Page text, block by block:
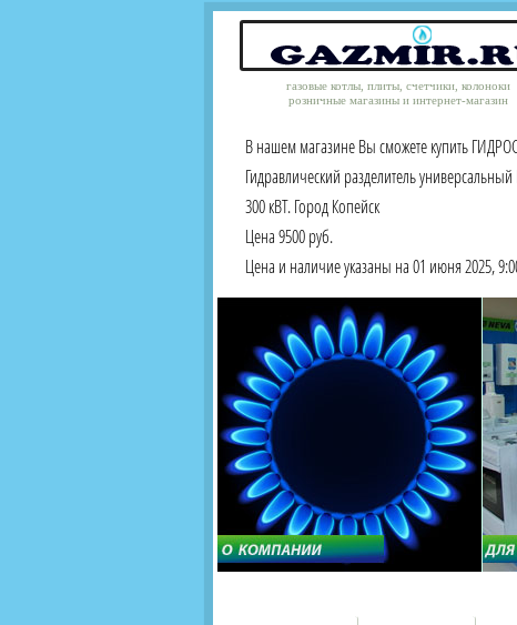
газовые котлы, плиты, счетчики, колоноки
розничные магазины и интернет-магазин
В нашем магазине Вы сможете купить
Гидравлический разделитель универсальный
300 кВТ. Город Копейск
Цена 9500 руб.
Цена и наличие указаны на 01 июня 2025,
Мы